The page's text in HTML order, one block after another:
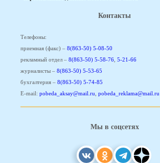
Контакты
Телефоны:
приемная (факс) – 8(863-50) 5-08-50
рекламный отдел – 8(863-50) 5-58-76, 5-21-66
журналисты – 8(863-50) 5-53-65
бухгалтерия – 8(863-50) 5-74-85
E-mail: pobeda_aksay@mail.ru, pobeda_reklama@mail.ru
Мы в соцсетях